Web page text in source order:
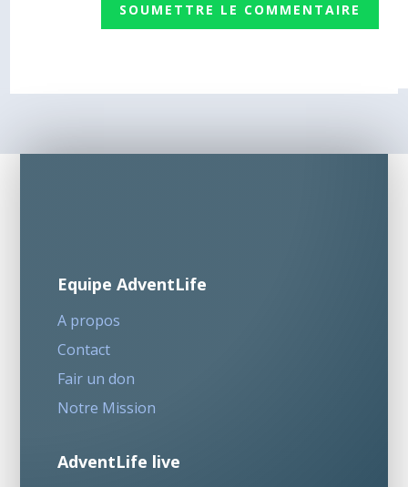
SOUMETTRE LE COMMENTAIRE
Equipe AdventLife
A propos
Contact
Fair un don
Notre Mission
AdventLife live